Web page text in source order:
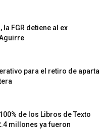
la FGR detiene al ex
para el retiro de aparta
de los Libros de Texto
millones ya fueron